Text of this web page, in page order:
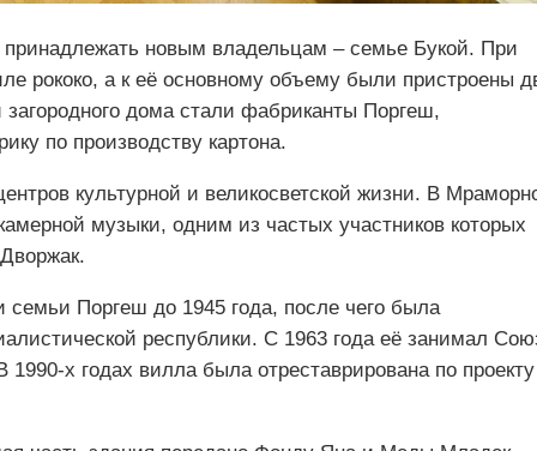
новым владельцам ‒ семье Букой. При
рококо, а к её основному объему были пристроены
дома стали фабриканты Поргеш,
по производству картона.
культурной и великосветской жизни. В
музыки, одним из частых участников которых
семьи Поргеш до 1945 года, после чего была
республики. С 1963 года её занимал
х годах вилла была отреставрирована по проекту